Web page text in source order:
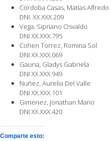
Córdoba Casas, Matías Alfredo
DNI. XX.XXX.209
Vega, Sipriano Osvaldo
DNI XX.XXX.795
Cohen Torrez, Romina Sol
DNI XX.XXX.069
Gauna, Gladys Gabriela
DNI XX.XXX.949
Nuñez, Aurelia Del Valle
DNI XX.XXX.101
Gimenez, Jonathan Mario
DNI XX.XXX.420
Comparte esto: